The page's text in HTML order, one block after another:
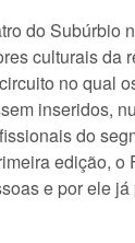
do Subúrbio
culturais da
no qual
inseridos,
do
edição, o
e por ele